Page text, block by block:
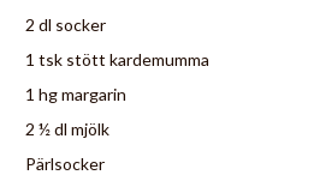
2 dl socker
1 tsk stött kardemumma
1 hg margarin
2 ½ dl mjölk
Pärlsocker